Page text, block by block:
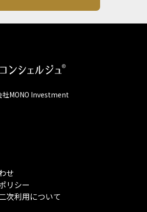
社MONO Investment
せ
リシー
次利用について